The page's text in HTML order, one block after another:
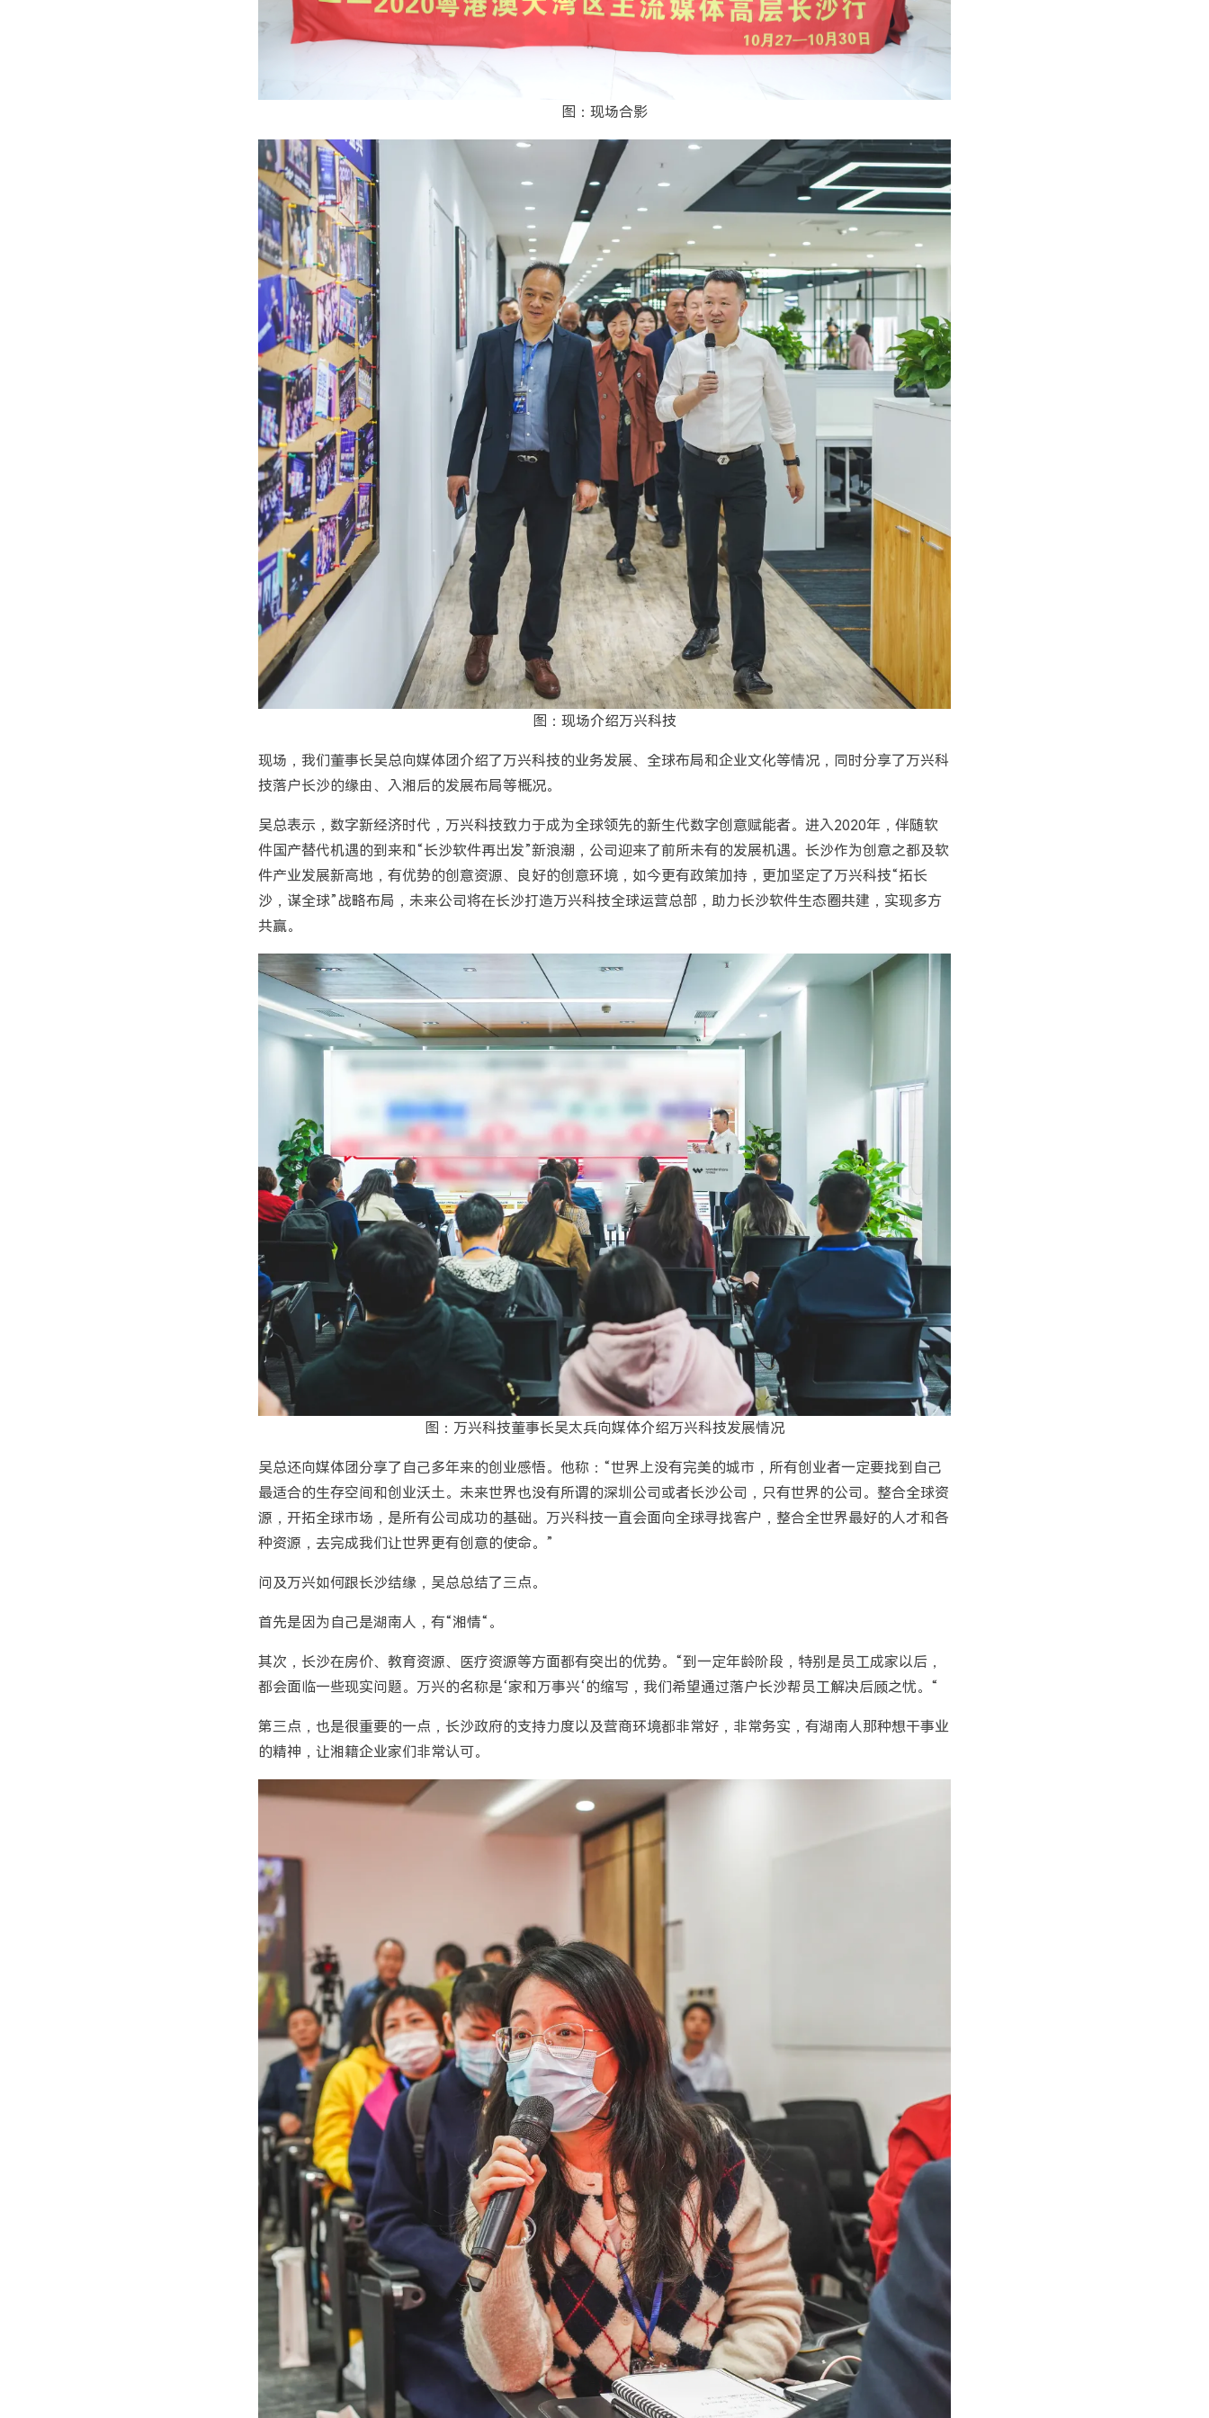
图：现场合影
图：现场介绍万兴科技
现场，我们董事长吴总向媒体团介绍了万兴科技的业务发展、全球布局和企业文化等情况，同时分享了万兴科
技落户长沙的缘由、入湘后的发展布局等概况。
吴总表示，数字新经济时代，万兴科技致力于成为全球领先的新生代数字创意赋能者。进入2020年，伴随软
件国产替代机遇的到来和“长沙软件再出发”新浪潮，公司迎来了前所未有的发展机遇。长沙作为创意之都及软
件产业发展新高地，有优势的创意资源、良好的创意环境，如今更有政策加持，更加坚定了万兴科技“拓长
沙，谋全球”战略布局，未来公司将在长沙打造万兴科技全球运营总部，助力长沙软件生态圈共建，实现多方
共赢。
图：万兴科技董事长吴太兵向媒体介绍万兴科技发展情况
吴总还向媒体团分享了自己多年来的创业感悟。他称：“世界上没有完美的城市，所有创业者一定要找到自己
最适合的生存空间和创业沃土。未来世界也没有所谓的深圳公司或者长沙公司，只有世界的公司。整合全球资
源，开拓全球市场，是所有公司成功的基础。万兴科技一直会面向全球寻找客户，整合全世界最好的人才和各
种资源，去完成我们让世界更有创意的使命。”
问及万兴如何跟长沙结缘，吴总总结了三点。
首先是因为自己是湖南人，有“湘情“。
其次，长沙在房价、教育资源、医疗资源等方面都有突出的优势。“到一定年龄阶段，特别是员工成家以后，
都会面临一些现实问题。万兴的名称是‘家和万事兴‘的缩写，我们希望通过落户长沙帮员工解决后顾之忧。“
第三点，也是很重要的一点，长沙政府的支持力度以及营商环境都非常好，非常务实，有湖南人那种想干事业
的精神，让湘籍企业家们非常认可。